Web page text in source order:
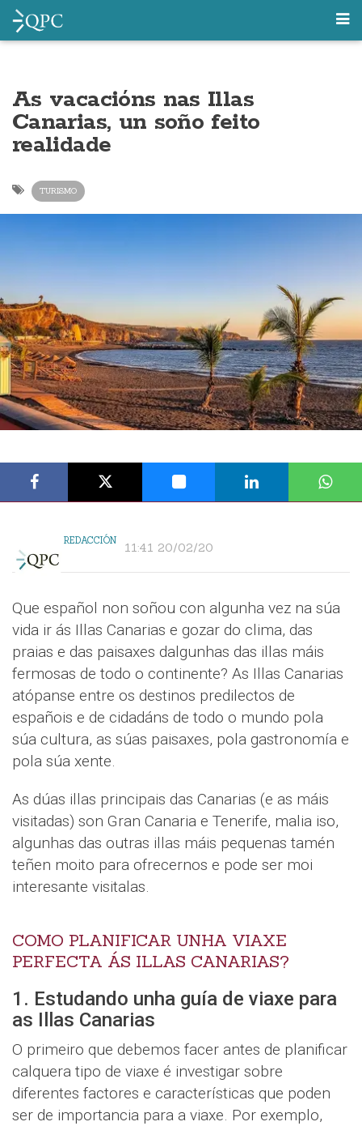
As vacacións nas Illas
Canarias, un soño feito
realidade
TURISMO
REDACCIÓN 11:41 20/02/20
Que español non soñou con algunha vez na súa
vida ir ás Illas Canarias e gozar do clima, das
praias e das paisaxes dalgunhas das illas máis
fermosas de todo o continente? As Illas Canarias
atópanse entre os destinos predilectos de
españois e de cidadáns de todo o mundo pola
súa cultura, as súas paisaxes, pola gastronomía e
pola súa xente.
As dúas illas principais das Canarias (e as máis
visitadas) son Gran Canaria e Tenerife, malia iso,
algunhas das outras illas máis pequenas tamén
teñen moito para ofrecernos e pode ser moi
interesante visitalas.
COMO PLANIFICAR UNHA VIAXE
PERFECTA ÁS ILLAS CANARIAS?
1. Estudando unha guía de viaxe para
as Illas Canarias
O primeiro que debemos facer antes de planificar
calquera tipo de viaxe é investigar sobre
diferentes factores e características que poden
ser de importancia para a viaxe. Por exemplo,